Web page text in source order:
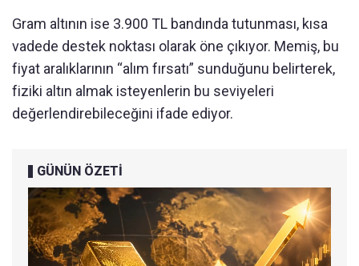
Gram altının ise 3.900 TL bandında tutunması, kısa
vadede destek noktası olarak öne çıkıyor. Memiş, bu
fiyat aralıklarının “alım fırsatı” sunduğunu belirterek,
fiziki altın almak isteyenlerin bu seviyeleri
değerlendirebileceğini ifade ediyor.
GÜNÜN ÖZETİ